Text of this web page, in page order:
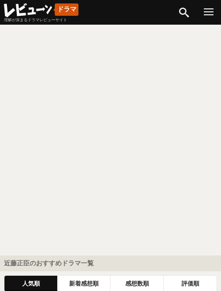
ドラマ
理解が深まるドラマレビューサイト
近藤正臣のおすすめドラマ一覧
人気順 新着感想順 感想数順 評価順